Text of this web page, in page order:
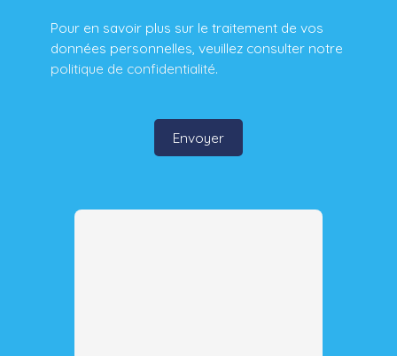
Pour en savoir plus sur le traitement de vos
données personnelles, veuillez consulter notre
politique de confidentialité.
Envoyer